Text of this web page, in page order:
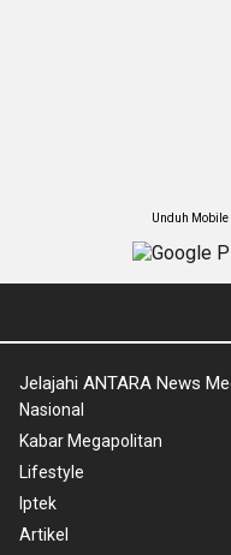
Unduh
Jelajahi ANTARA News
Nasional
Kabar Megapolitan
Lifestyle
Iptek
Artikel